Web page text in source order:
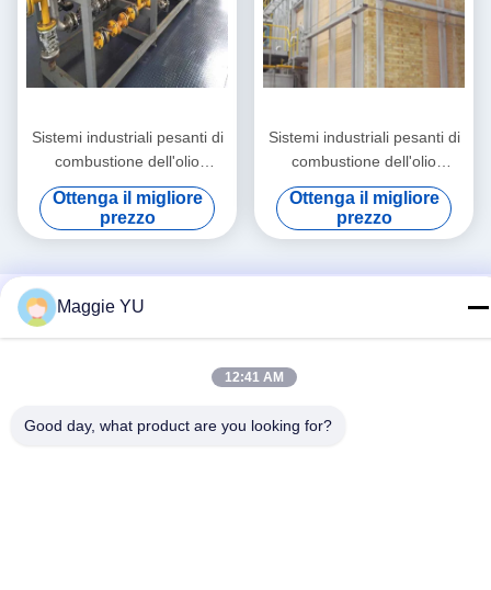
Sistemi industriali pesanti di
combustione dell'olio
ISO9001 50Hz
Ottenga il migliore
prezzo
Sistemi industriali pesanti di
combustione dell'olio
ISO14001 50Hz
Ottenga il migliore
prezzo
Maggie YU
12:41 AM
Good day, what product are you looking for?